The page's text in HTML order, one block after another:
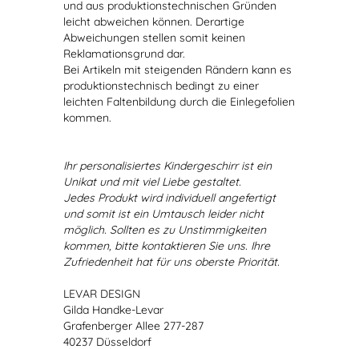
und aus produktionstechnischen Gründen
leicht abweichen können. Derartige
Abweichungen stellen somit keinen
Reklamationsgrund dar.
Bei Artikeln mit steigenden Rändern kann es
produktionstechnisch bedingt zu einer
leichten Faltenbildung durch die Einlegefolien
kommen.
Ihr personalisiertes Kindergeschirr ist ein
Unikat und mit viel Liebe gestaltet.
Jedes Produkt wird individuell angefertigt
und somit ist ein Umtausch leider nicht
möglich. Sollten es zu Unstimmigkeiten
kommen, bitte kontaktieren Sie uns. Ihre
Zufriedenheit hat für uns oberste Priorität.
LEVAR DESIGN
Gilda Handke-Levar
Grafenberger Allee 277-287
40237 Düsseldorf